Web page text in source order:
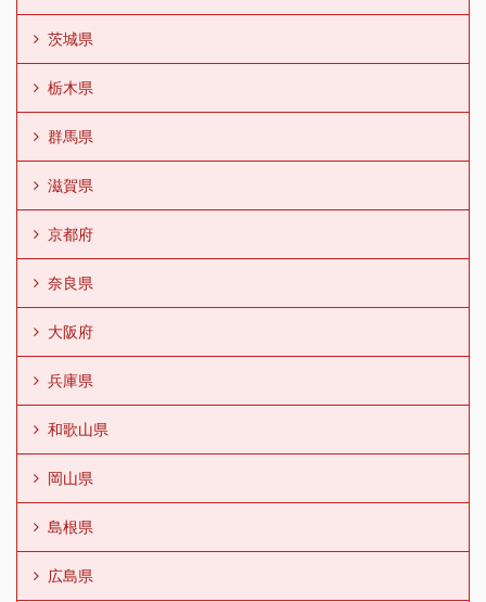
茨城県
栃木県
群馬県
滋賀県
京都府
奈良県
大阪府
兵庫県
和歌山県
岡山県
島根県
広島県